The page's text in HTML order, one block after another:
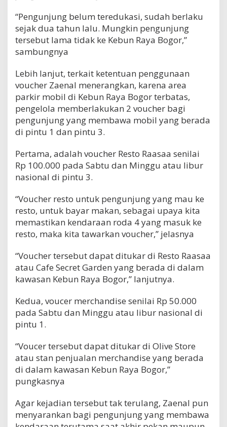
“Pengunjung belum teredukasi, sudah berlaku
sejak dua tahun lalu. Mungkin pengunjung
tersebut lama tidak ke Kebun Raya Bogor,”
sambungnya
Lebih lanjut, terkait ketentuan penggunaan
voucher Zaenal menerangkan, karena area
parkir mobil di Kebun Raya Bogor terbatas,
pengelola memberlakukan 2 voucher bagi
pengunjung yang membawa mobil yang berada
di pintu 1 dan pintu 3.
Pertama, adalah voucher Resto Raasaa senilai
Rp 100.000 pada Sabtu dan Minggu atau libur
nasional di pintu 3.
“Voucher resto untuk pengunjung yang mau ke
resto, untuk bayar makan, sebagai upaya kita
memastikan kendaraan roda 4 yang masuk ke
resto, maka kita tawarkan voucher,” jelasnya
“Voucher tersebut dapat ditukar di Resto Raasaa
atau Cafe Secret Garden yang berada di dalam
kawasan Kebun Raya Bogor,” lanjutnya.
Kedua, voucer merchandise senilai Rp 50.000
pada Sabtu dan Minggu atau libur nasional di
pintu 1.
“Voucer tersebut dapat ditukar di Olive Store
atau stan penjualan merchandise yang berada
di dalam kawasan Kebun Raya Bogor,”
pungkasnya
Agar kejadian tersebut tak terulang, Zaenal pun
menyarankan bagi pengunjung yang membawa